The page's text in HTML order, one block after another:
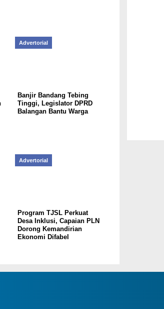
Advertorial
Banjir Bandang Tebing
Tinggi, Legislator DPRD
Balangan Bantu Warga
Advertorial
Program TJSL Perkuat
Desa Inklusi, Capaian PLN
Dorong Kemandirian
Ekonomi Difabel